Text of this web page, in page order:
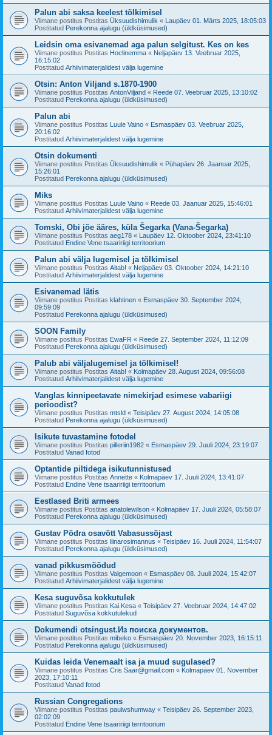
Palun abi saksa keelest tõlkimisel
Viimane postitus Postitas Üksuudishimulik « Laupäev 01. Märts 2025, 18:05:03
Postitatud Perekonna ajalugu (üldküsimused)
Leidsin oma esivanemad aga palun selgitust. Kes on kes
Viimane postitus Postitas Hoclinemma « Neljapäev 13. Veebruar 2025,
16:15:02
Postitatud Arhiivimaterjalidest välja lugemine
Otsin: Anton Viljand s.1870-1900
Viimane postitus Postitas AntonViljand « Reede 07. Veebruar 2025, 13:10:02
Postitatud Perekonna ajalugu (üldküsimused)
Palun abi
Viimane postitus Postitas Luule Vaino « Esmaspäev 03. Veebruar 2025,
20:16:02
Postitatud Arhiivimaterjalidest välja lugemine
Otsin dokumenti
Viimane postitus Postitas Üksuudishimulik « Pühapäev 26. Jaanuar 2025,
15:26:01
Postitatud Perekonna ajalugu (üldküsimused)
Miks
Viimane postitus Postitas Luule Vaino « Reede 03. Jaanuar 2025, 15:46:01
Postitatud Arhiivimaterjalidest välja lugemine
Tomski, Obi jõe ääres, küla Šegarka (Vana-Šegarka)
Viimane postitus Postitas aeg178 « Laupäev 12. Oktoober 2024, 23:41:10
Postitatud Endine Vene tsaaririigi territoorium
Palun abi välja lugemisel ja tõlkimisel
Viimane postitus Postitas Aitab! « Neljapäev 03. Oktoober 2024, 14:21:10
Postitatud Arhiivimaterjalidest välja lugemine
Esivanemad lätis
Viimane postitus Postitas klahtinen « Esmaspäev 30. September 2024,
09:59:09
Postitatud Perekonna ajalugu (üldküsimused)
SOON Family
Viimane postitus Postitas EwaFR « Reede 27. September 2024, 11:12:09
Postitatud Perekonna ajalugu (üldküsimused)
Palub abi väljalugemisel ja tõlkimisel!
Viimane postitus Postitas Aitab! « Kolmapäev 28. August 2024, 09:56:08
Postitatud Arhiivimaterjalidest välja lugemine
Vanglas kinnipeetavate nimekirjad esimese vabariigi
perioodist?
Viimane postitus Postitas mtsld « Teisipäev 27. August 2024, 14:05:08
Postitatud Perekonna ajalugu (üldküsimused)
Isikute tuvastamine fotodel
Viimane postitus Postitas pilleriin1982 « Esmaspäev 29. Juuli 2024, 23:19:07
Postitatud Vanad fotod
Optantide piltidega isikutunnistused
Viimane postitus Postitas Annette « Kolmapäev 17. Juuli 2024, 13:41:07
Postitatud Endine Vene tsaaririigi territoorium
Eestlased Briti armees
Viimane postitus Postitas anatolewilson « Kolmapäev 17. Juuli 2024, 05:58:07
Postitatud Perekonna ajalugu (üldküsimused)
Gustav Põdra osavõtt Vabasussõjast
Viimane postitus Postitas liinarosimannus « Teisipäev 16. Juuli 2024, 11:54:07
Postitatud Perekonna ajalugu (üldküsimused)
vanad pikkusmõõdud
Viimane postitus Postitas Valgemoon « Esmaspäev 08. Juuli 2024, 15:42:07
Postitatud Arhiivimaterjalidest välja lugemine
Kesa suguvõsa kokkutulek
Viimane postitus Postitas Kai.Kesa « Teisipäev 27. Veebruar 2024, 14:47:02
Postitatud Suguvõsa kokkutulekud
Dokumendi otsingust.Из поиска документов.
Viimane postitus Postitas mibeko « Esmaspäev 20. November 2023, 16:15:11
Postitatud Perekonna ajalugu (üldküsimused)
Kuidas leida Venemaalt isa ja muud sugulased?
Viimane postitus Postitas Cris.Saar@gmail.com « Kolmapäev 01. November
2023, 17:10:11
Postitatud Vanad fotod
Russian Congregations
Viimane postitus Postitas paulwshumway « Teisipäev 26. September 2023,
02:02:09
Postitatud Endine Vene tsaaririigi territoorium